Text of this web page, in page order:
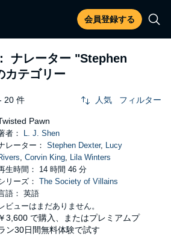
会員登録する
ナレーター "Stephen
カテゴリー
20 件 人気 フィルター
Pawn
者：
L. J. Shen
レーター： Stephen Dexter, Lucy
, Corvin King, Lila Winters
生時間： 14 時間 46 分
リーズ： The Society of Villains
語： 英語
ビューはまだありません。
￥3,600 で購入、またはプレミアムプ
ン30日間無料体験で試す